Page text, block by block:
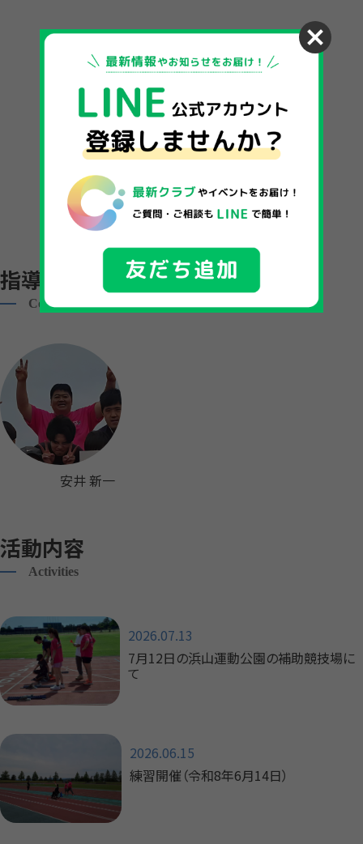
指導者一覧
Coach
安井 新一
活動内容
Activities
2026.07.13
7月12日の浜山運動公園の補助競技場に
て
2026.06.15
練習開催（令和8年6月14日）